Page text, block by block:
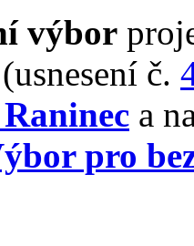
výbor
č.
a
pro